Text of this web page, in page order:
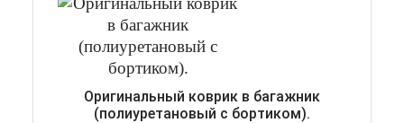
Оригинальный коврик в багажник
(полиуретановый с бортиком).